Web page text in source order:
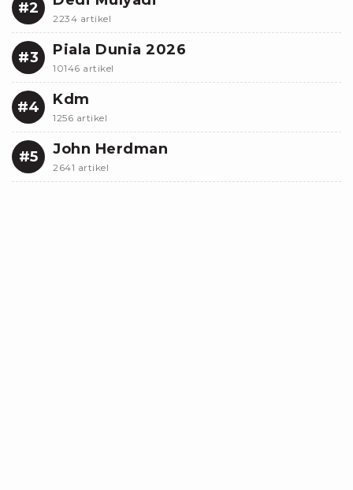
#2
2234 artikel
#3 Piala Dunia 2026
10146 artikel
#4 Kdm
1256 artikel
#5 John Herdman
2641 artikel